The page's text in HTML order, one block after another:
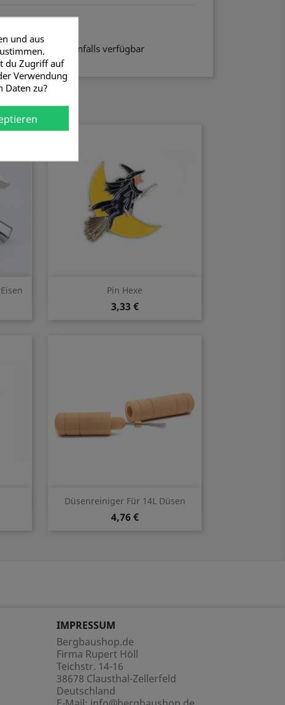
auf Anfrage ebenfalls verfügbar
Pin Hexe
3,33 €
Vorschau
Düsenreiniger Für 14L Düsen
4,76 €
Vorschau
IMPRESSUM
Bergbaushop.de
Firma Rupert Höll
Teichstr. 14-16
38678 Clausthal-Zellerfeld
Deutschland
und aus
du Zugriff auf
Verwendung
Daten zu?